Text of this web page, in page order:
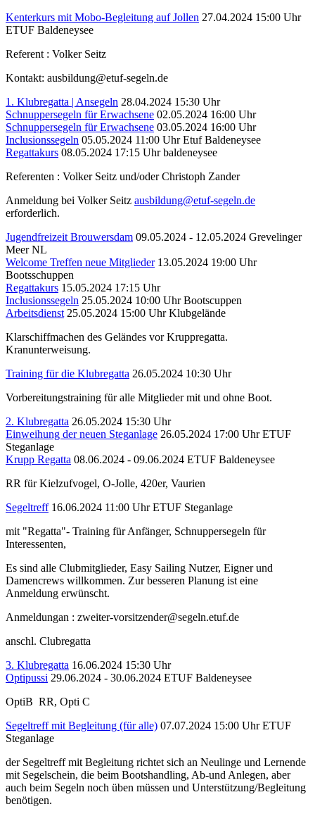
Kenterkurs mit Mobo-Begleitung auf Jollen 27.04.2024 15:00 Uhr
ETUF Baldeneysee
Referent : Volker Seitz
Kontakt: ausbildung@etuf-segeln.de
1. Klubregatta | Ansegeln 28.04.2024 15:30 Uhr
Schnuppersegeln für Erwachsene 02.05.2024 16:00 Uhr
Schnuppersegeln für Erwachsene 03.05.2024 16:00 Uhr
Inclusionssegeln 05.05.2024 11:00 Uhr Etuf Baldeneysee
Regattakurs 08.05.2024 17:15 Uhr baldeneysee
Referenten : Volker Seitz und/oder Christoph Zander
Anmeldung bei Volker Seitz ausbildung@etuf-segeln.de
erforderlich.
Jugendfreizeit Brouwersdam 09.05.2024 - 12.05.2024 Grevelinger
Meer NL
Welcome Treffen neue Mitglieder 13.05.2024 19:00 Uhr
Bootsschuppen
Regattakurs 15.05.2024 17:15 Uhr
Inclusionssegeln 25.05.2024 10:00 Uhr Bootscuppen
Arbeitsdienst 25.05.2024 15:00 Uhr Klubgelände
Klarschiffmachen des Geländes vor Kruppregatta.
Kranunterweisung.
Training für die Klubregatta 26.05.2024 10:30 Uhr
Vorbereitungstraining für alle Mitglieder mit und ohne Boot.
2. Klubregatta 26.05.2024 15:30 Uhr
Einweihung der neuen Steganlage 26.05.2024 17:00 Uhr ETUF
Steganlage
Krupp Regatta 08.06.2024 - 09.06.2024 ETUF Baldeneysee
RR für Kielzufvogel, O-Jolle, 420er, Vaurien
Segeltreff 16.06.2024 11:00 Uhr ETUF Steganlage
mit "Regatta"- Training für Anfänger, Schnuppersegeln für
Interessenten,
Es sind alle Clubmitglieder, Easy Sailing Nutzer, Eigner und
Damencrews willkommen. Zur besseren Planung ist eine
Anmeldung erwünscht.
Anmeldungan : zweiter-vorsitzender@segeln.etuf.de
anschl. Clubregatta
3. Klubregatta 16.06.2024 15:30 Uhr
Optipussi 29.06.2024 - 30.06.2024 ETUF Baldeneysee
OptiB RR, Opti C
Segeltreff mit Begleitung (für alle) 07.07.2024 15:00 Uhr ETUF
Steganlage
der Segeltreff mit Begleitung richtet sich an Neulinge und Lernende
mit Segelschein, die beim Bootshandling, Ab-und Anlegen, aber
auch beim Segeln noch üben müssen und Unterstützung/Begleitung
benötigen.